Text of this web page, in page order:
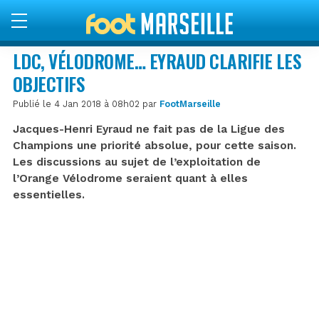
LDC, VÉLODROME… EYRAUD CLARIFIE LES
OBJECTIFS
Publié le 4 Jan 2018 à 08h02 par FootMarseille
Jacques-Henri Eyraud ne fait pas de la Ligue des
Champions une priorité absolue, pour cette saison.
Les discussions au sujet de l’exploitation de
l’Orange Vélodrome seraient quant à elles
essentielles.